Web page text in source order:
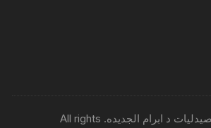
Copyright © 2026, صيدليات د ابرام الجديده. All rights